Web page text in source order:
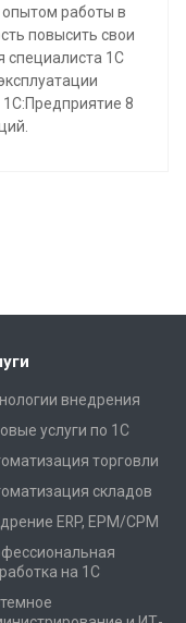
опытом работы в
повысить свои
специалиста 1С
8
внедрения
услуги по 1С
торговли
складов
ERP, EPM/CPM
на 1С